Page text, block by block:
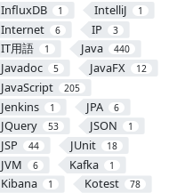
InfluxDB 1 IntelliJ 1
Internet 6 IP 3
IT用語 1 Java 440
Javadoc 5 JavaFX 12
JavaScript 205
Jenkins 1 JPA 6
JQuery 53 JSON 1
JSP 44 JUnit 18
JVM 6 Kafka 1
Kibana 1 Kotest 78